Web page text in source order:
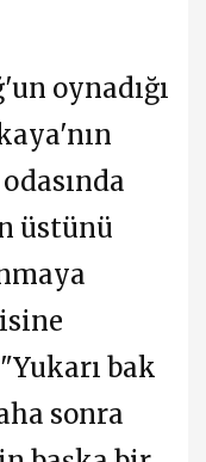
oynadığı
üstünü
bak
sonra